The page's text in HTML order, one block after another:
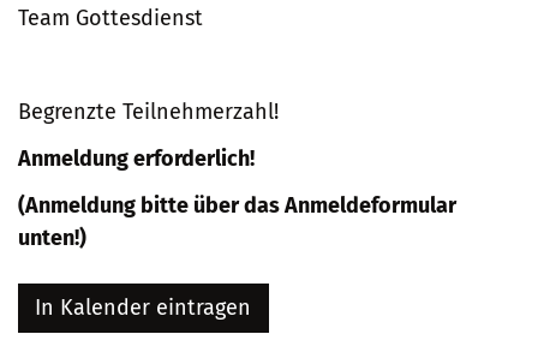
Team Gottesdienst
Begrenzte Teilnehmerzahl!
Anmeldung erforderlich!
(Anmeldung bitte über das Anmeldeformular
unten!)
In Kalender eintragen